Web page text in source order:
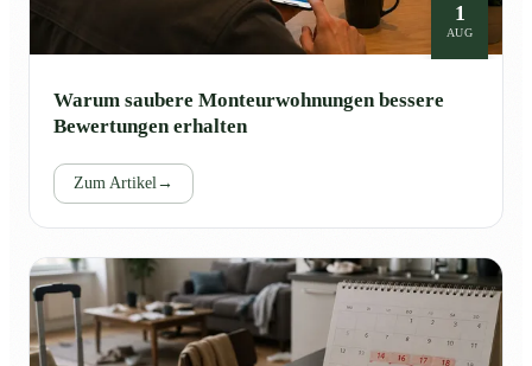
1
AUG
Warum saubere Monteurwohnungen bessere
Bewertungen erhalten
Zum Artikel →